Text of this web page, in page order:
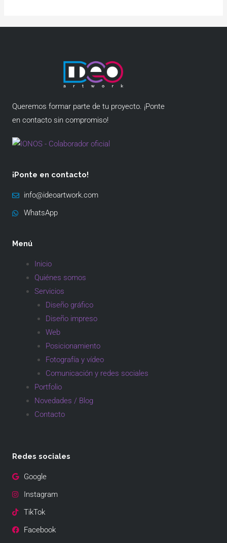
Queremos formar parte de tu proyecto. ¡Ponte
en contacto sin compromiso!
¡Ponte en contacto!
info@ideoartwork.com
WhatsApp
Menú
Inicio
Quiénes somos
Servicios
Diseño gráfico
Diseño impreso
Web
Posicionamiento
Fotografía y vídeo
Comunicación y redes sociales
Portfolio
Novedades / Blog
Contacto
Redes sociales
Google
Instagram
TikTok
Facebook